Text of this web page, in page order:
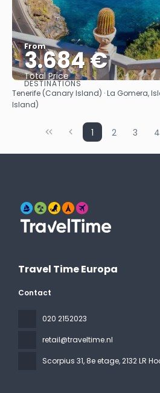
From
3.684 €
Total Price
See
DESTINATIONS
Tenerife (Canary Island) · La Gomera,
Island)
1 2 3 4
Travel Time Europa
Contact
020 2152023
retail@traveltime.nl
Scorpius 31, 8e etage, 2132 LR